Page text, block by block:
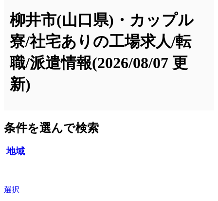
柳井市(山口県)・カップル
寮/社宅ありの工場求人/転
職/派遣情報(2026/08/07 更
新)
条件を選んで検索
地域
選択